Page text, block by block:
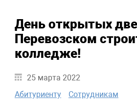
День открытых
Перевозском
колледже!
25 марта 2022
Абитуриенту
Сотрудникам